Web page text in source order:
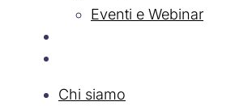
Eventi e Webinar
Chi siamo